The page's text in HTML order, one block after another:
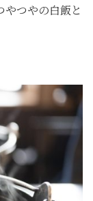
つやの白飯と